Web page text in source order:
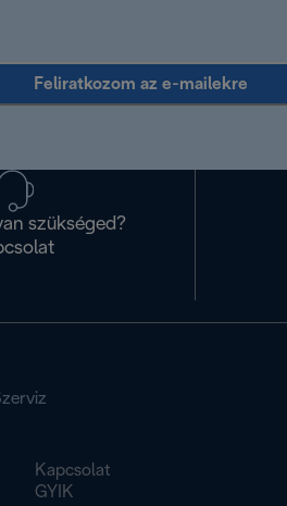
Feliratkozom az e-mailekre
szükséged?
Kapcsolat
GYIK